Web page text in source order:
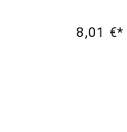
8,01 €*